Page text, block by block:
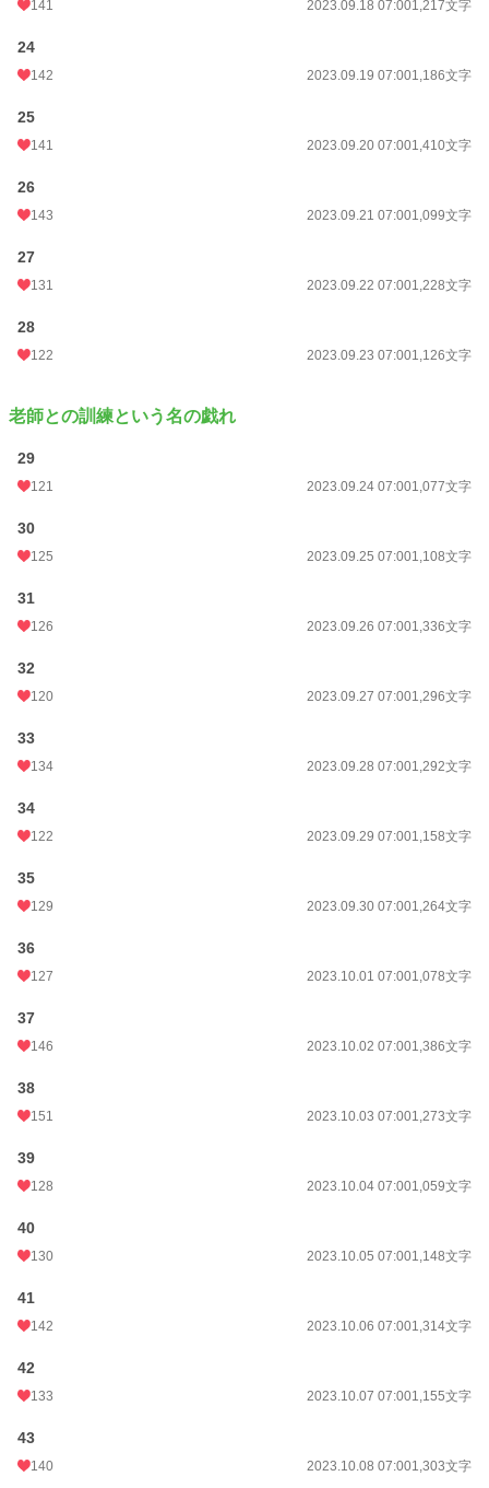
141 2023.09.18 07:001,217文字
24
142 2023.09.19 07:001,186文字
25
141 2023.09.20 07:001,410文字
26
143 2023.09.21 07:001,099文字
27
131 2023.09.22 07:001,228文字
28
122 2023.09.23 07:001,126文字
老師との訓練という名の戯れ
29
121 2023.09.24 07:001,077文字
30
125 2023.09.25 07:001,108文字
31
126 2023.09.26 07:001,336文字
32
120 2023.09.27 07:001,296文字
33
134 2023.09.28 07:001,292文字
34
122 2023.09.29 07:001,158文字
35
129 2023.09.30 07:001,264文字
36
127 2023.10.01 07:001,078文字
37
146 2023.10.02 07:001,386文字
38
151 2023.10.03 07:001,273文字
39
128 2023.10.04 07:001,059文字
40
130 2023.10.05 07:001,148文字
41
142 2023.10.06 07:001,314文字
42
133 2023.10.07 07:001,155文字
43
140 2023.10.08 07:001,303文字